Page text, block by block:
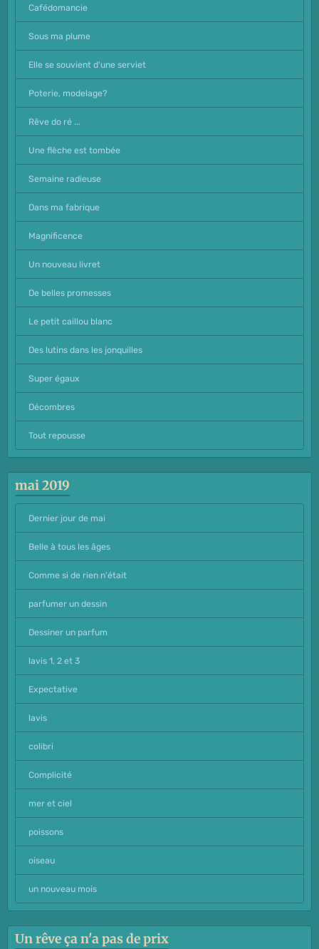
Cafédomancie
Sous ma plume
Elle se souvient d'une serviet
Poterie, modelage?
Rêve do ré ...
Une flèche est tombée
Semaine radieuse
Dans ma fabrique
Magnificence
Un nouveau livret
De belles promesses
Le petit caillou blanc
Des lutins dans les jonquilles
Super égaux
Décombres
Tout repousse
mai 2019
Dernier jour de mai
Belle à tous les âges
Comme si de rien n'était
parfumer un dessin
Dessiner un parfum
lavis 1, 2 et 3
Expectative
lavis
colibri
Complicité
mer et ciel
poissons
oiseau
un nouveau mois
Un rêve ça n'a pas de prix